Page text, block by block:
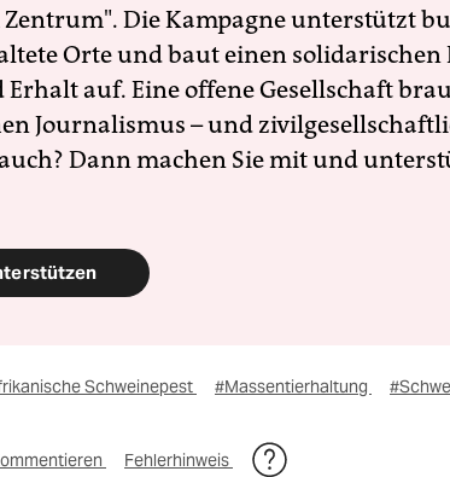
Die Kampagne unterstützt
Orte und baut einen solidarischen
Erhalt auf. Eine offene Gesellschaft
Journalismus – und
Dann machen Sie mit und
Schweinepest #Massentierhaltung
Fehlerhinweis